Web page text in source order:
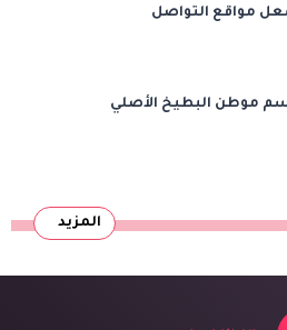
مواقع التواصل
موطن البطيخ الأصلي
المزيد